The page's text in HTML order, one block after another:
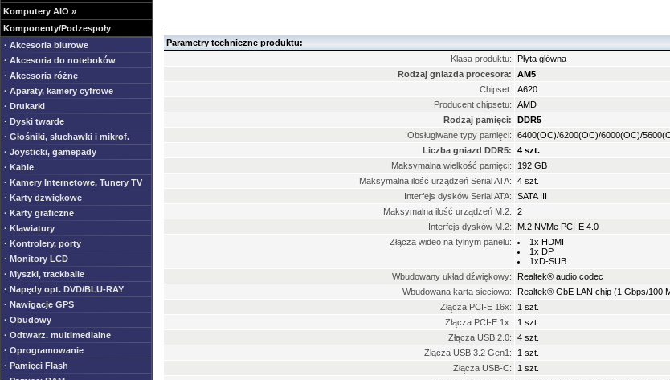
Komputery AIO »
Komponenty/Podzespoły
· Akcesoria biurowe
· Akcesoria do noteboków
· Akcesoria różne
· Aparaty, kamery cyfrowe
· Drukarki
· Dyski twarde
· Głośniki, słuchawki i mikrof.
· Joysticki, gamepady
· Kable
· Kamery Internetowe, Tunery TV
· Karty dzwiękowe
· Karty graficzne
· Klawiatury
· Kontrolery, porty
· Monitory LCD
· Myszki, trackballe
· Napędy opt. DVD/BLU-RAY
· Nawigacje GPS
· Obudowy
· Odtwarz. multimedialne
· Oprogramowanie
· Pamięci Flash
Parametry techniczne produktu:
Klasa produktu:
Płyta główna
Rodzaj gniazda procesora:
AM5
Chipset:
A620
Producent chipsetu:
AMD
Rodzaj pamięci:
DDR5
Obsługiwane typy pamięci:
6400(OC)/6200(OC)/6000(OC)/
Liczba gniazd DDR5:
4 szt.
Maksymalna wielkość pamięci:
192 GB
Maksymalna ilość urządzeń Serial ATA:
4 szt.
Interfejs dysków Serial ATA:
SATA III
Maksymalna ilość urządzeń M.2:
2
Interfejs dysków M.2:
M.2 NVMe PCI-E 4.0
Złącza wideo na tylnym panelu:
1x HDMI
1x DP
1xD-SUB
Wbudowany układ dźwiękowy:
Realtek® audio codec
Wbudowana karta sieciowa:
Realtek® GbE LAN chip (1 Gbps/100
Złącza PCI-E 16x:
1 szt.
Złącza PCI-E 1x:
1 szt.
Złącza USB 2.0:
4 szt.
Złącza USB 3.2 Gen1:
1 szt.
Złącza USB-C:
1 szt.